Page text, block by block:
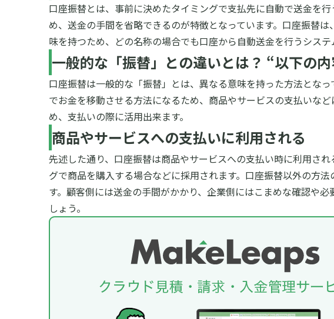
口座振替とは、事前に決めたタイミングで支払先に自動で送金を
め、送金の手間を省略できるのが特徴となっています。口座振替
味を持つため、どの名称の場合でも口座から自動送金を行うシステ
一般的な「振替」との違いとは？ “以下の
口座振替は一般的な「振替」とは、異なる意味を持った方法とな
でお金を移動させる方法になるため、商品やサービスの支払いな
め、支払いの際に活用出来ます。
商品やサービスへの支払いに利用される
先述した通り、口座振替は商品やサービスへの支払い時に利用さ
グで商品を購入する場合などに採用されます。口座振替以外の方
す。顧客側には送金の手間がかかり、企業側にはこまめな確認や
しょう。